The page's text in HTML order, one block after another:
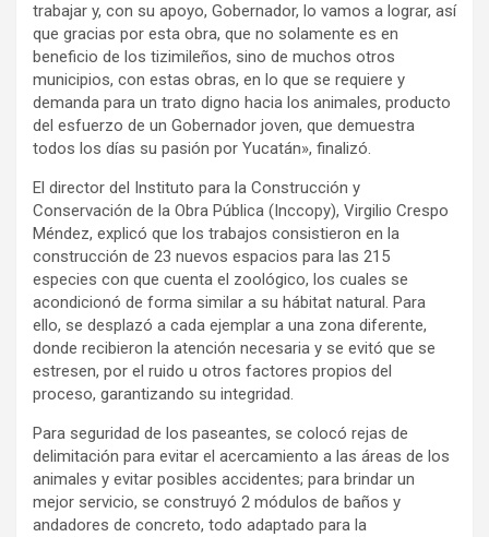
trabajar y, con su apoyo, Gobernador, lo vamos a lograr, así
que gracias por esta obra, que no solamente es en
beneficio de los tizimileños, sino de muchos otros
municipios, con estas obras, en lo que se requiere y
demanda para un trato digno hacia los animales, producto
del esfuerzo de un Gobernador joven, que demuestra
todos los días su pasión por Yucatán», finalizó.
El director del Instituto para la Construcción y
Conservación de la Obra Pública (Inccopy), Virgilio Crespo
Méndez, explicó que los trabajos consistieron en la
construcción de 23 nuevos espacios para las 215
especies con que cuenta el zoológico, los cuales se
acondicionó de forma similar a su hábitat natural. Para
ello, se desplazó a cada ejemplar a una zona diferente,
donde recibieron la atención necesaria y se evitó que se
estresen, por el ruido u otros factores propios del
proceso, garantizando su integridad.
Para seguridad de los paseantes, se colocó rejas de
delimitación para evitar el acercamiento a las áreas de los
animales y evitar posibles accidentes; para brindar un
mejor servicio, se construyó 2 módulos de baños y
andadores de concreto, todo adaptado para la